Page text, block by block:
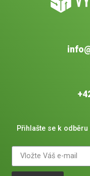
Přihlašte se k